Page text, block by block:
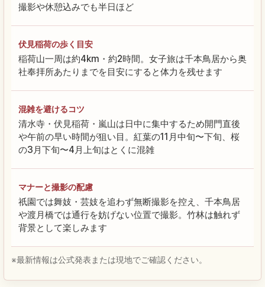
撮影や休憩込みでも半日ほど
伏見稲荷の歩く目安
稲荷山一周は約4km・約2時間。女子旅は千本鳥居から奥
社奉拝所あたりまでを目安にすると体力を残せます
混雑を避けるコツ
清水寺・伏見稲荷・嵐山は日中に集中するため開門直後
や午前の早い時間が狙い目。紅葉の11月中旬〜下旬、桜
の3月下旬〜4月上旬はとくに混雑
マナーと撮影の配慮
祇園では舞妓・芸妓を追わず無断撮影を控え、千本鳥居
や渡月橋では通行を妨げない位置で撮影。竹林は触れず
背景として楽しみます
※最新情報は公式発表または現地でご確認ください。